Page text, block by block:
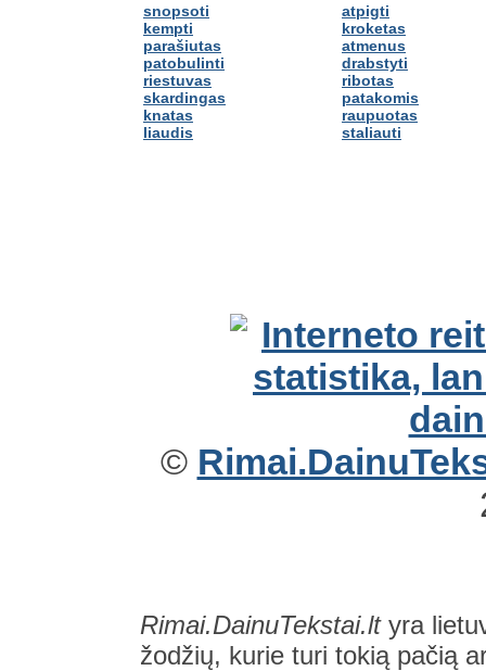
snopsoti
kempti
parašiutas
patobulinti
riestuvas
skardingas
knatas
liaudis
atpigti
kroketas
atmenus
drabstyti
ribotas
patakomis
raupuotas
staliauti
©
Rimai.DainuTekstai.ltyra
žodžių, kurie turi tokią pačią